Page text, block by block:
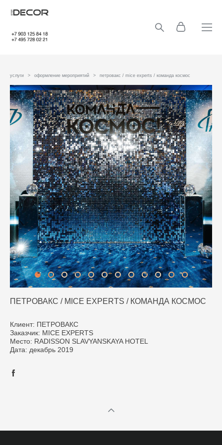
услуги > оформление мероприятий > петровакс / mice experts / команда космос
ПЕТРОВАКС / MICE EXPERTS / КОМАНДА КОСМОС
Клиент: ПЕТРОВАКС
Заказчик: MICE EXPERTS
Место: RADISSON SLAVYANSKAYA HOTEL
Дата: декабрь 2019